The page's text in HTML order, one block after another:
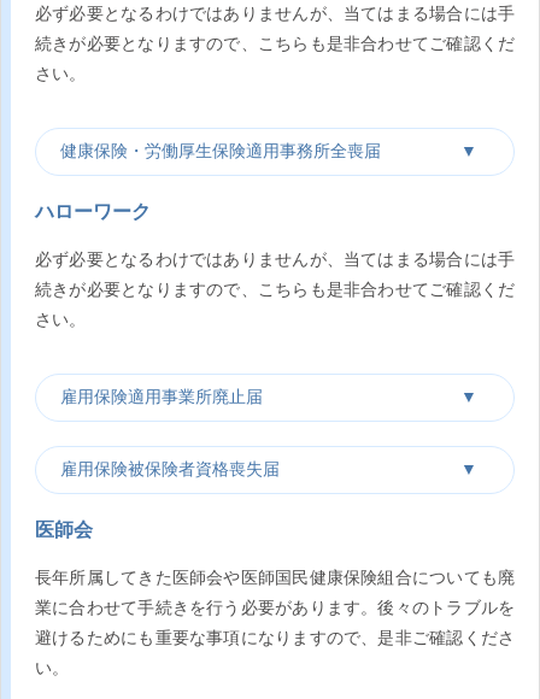
必ず必要となるわけではありませんが、当てはまる場合には手
続きが必要となりますので、こちらも是非合わせてご確認くだ
さい。
健康保険・労働厚生保険適用事務所全喪届
ハローワーク
必ず必要となるわけではありませんが、当てはまる場合には手
続きが必要となりますので、こちらも是非合わせてご確認くだ
さい。
雇用保険適用事業所廃止届
雇用保険被保険者資格喪失届
医師会
長年所属してきた医師会や医師国民健康保険組合についても廃
業に合わせて手続きを行う必要があります。後々のトラブルを
避けるためにも重要な事項になりますので、是非ご確認くださ
い。